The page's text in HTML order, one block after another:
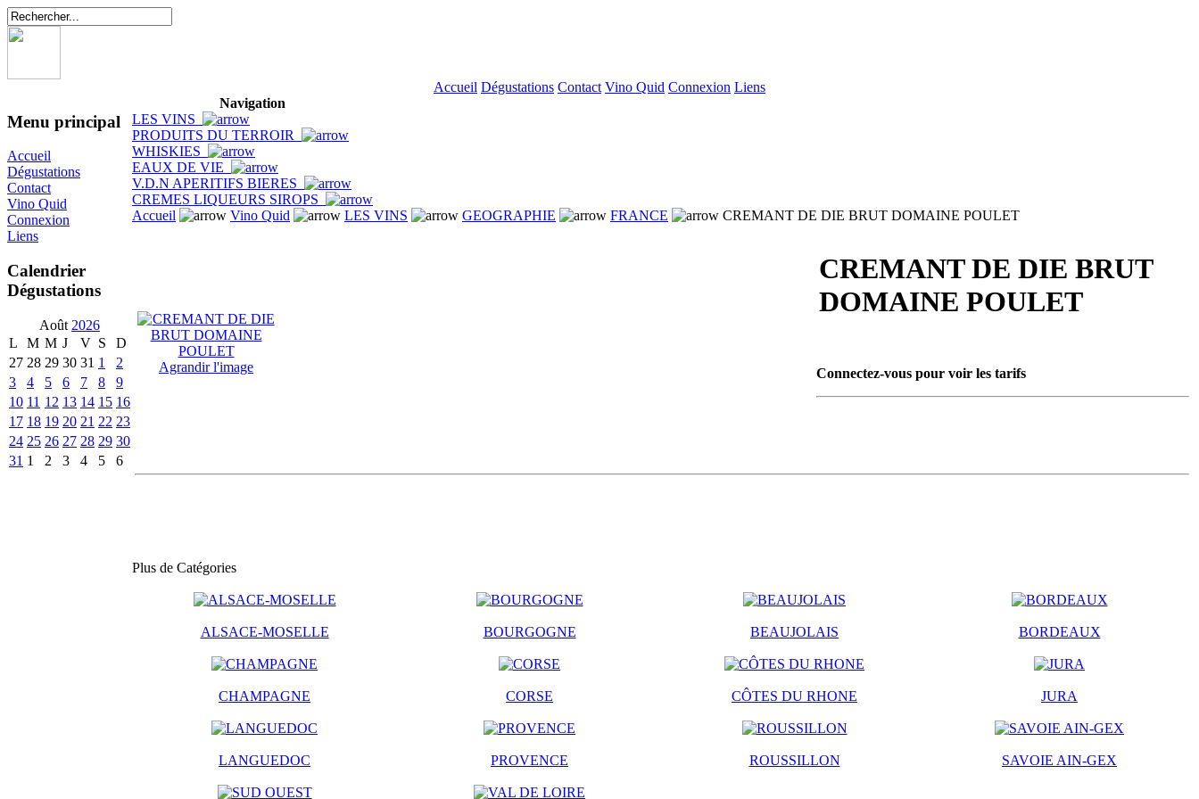
Accueil Dégustations Contact Vino Quid Connexion Liens
Menu principal
Accueil
Dégustations
Contact
Vino Quid
Connexion
Liens
Calendrier
Dégustations
Août 2026
L
M M J V S
D
27 28 29 30 31 1
2
3
4 5 6 7 8
9
10 11 12 13 14 15 16
17 18 19 20 21 22 23
24 25 26 27 28 29 30
31 1 2 3 4 5 6
Navigation
LES VINS
PRODUITS DU TERROIR
WHISKIES
EAUX DE VIE
V.D.N APERITIFS BIERES
CREMES LIQUEURS SIROPS
Accueil
Vino Quid LES VINS GEOGRAPHIE FRANCE CREMANT DE DIE BRUT DOMAINE POULET
Agrandir l'image
CREMANT DE DIE BRUT
DOMAINE POULET
Connectez-vous pour voir les tarifs
Plus de Catégories
ALSACE-MOSELLE BOURGOGNE BEAUJOLAIS BORDEAUX
CHAMPAGNE CORSE CÔTES DU RHONE JURA
LANGUEDOC PROVENCE ROUSSILLON SAVOIE AIN-GEX